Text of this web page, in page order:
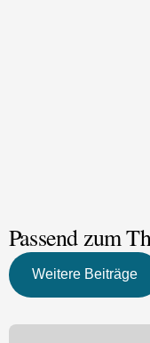
Passend zum
Weitere Beiträge